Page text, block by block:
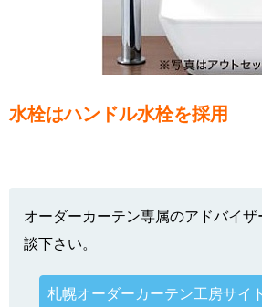
水栓はハンドル水栓を採用
オーダーカーテン専属のアドバイ
談下さい。
札幌オーダーカーテン工房サイ